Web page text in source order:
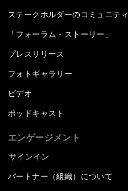
ステークホルダーのコミュニティ
「フォーラム・ストーリー」
プレスリリース
フォトギャラリー
ビデオ
ポッドキャスト
エンゲージメント
サインイン
パートナー（組織）について